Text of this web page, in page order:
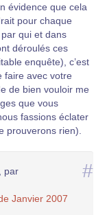
évidence que cela
pour chaque
qui et dans
déroulés ces
enquête), c’est
faire avec votre
de bien vouloir me
que vous
fassions éclater
prouverons rien).
avec l’accord
à notre
#
par
Janvier 2007